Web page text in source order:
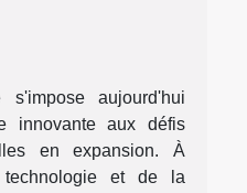
s'impose aujourd'hui
innovante aux défis
en expansion. À
technologie et de la